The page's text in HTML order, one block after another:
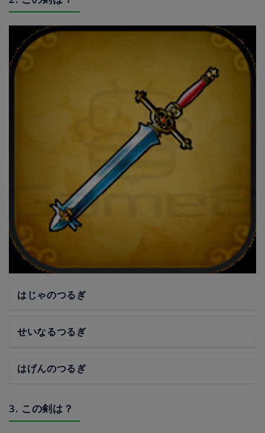
はじゃのつるぎ
せいなるつるぎ
はげんのつるぎ
3. この剣は？